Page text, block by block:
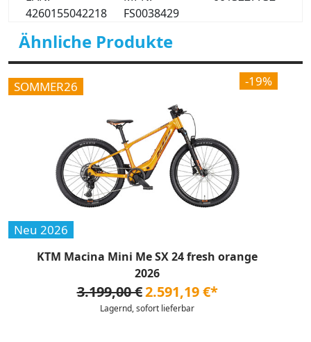
4260155042218
FS0038429
Ähnliche Produkte
-19%
SOMMER26
Neu 2026
KTM Macina Mini Me SX 24 fresh orange
2026
3.199,00 €2.591,19 €*
Lagernd, sofort lieferbar